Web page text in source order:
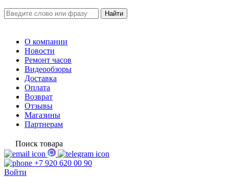
О компании
Новости
Ремонт часов
Видеообзоры
Доставка
Оплата
Возврат
Отзывы
Магазины
Партнерам
Поиск товара
+7 920 620 00 90
Войти